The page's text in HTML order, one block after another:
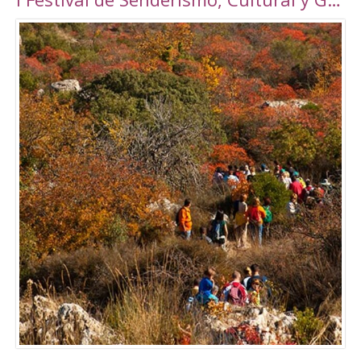
Torrepalma ***, con unas novedosas y amplias
instalaciones inauguradas en 2010, con una
superficie total de 6889 m2. Amplio abanico
de actividades tanto libres como dirigidas.
Tarifas Las tarifas para entradas individuales y
de forma puntual tienen un importe de
5,00€. También existe la posibilidad de
adquirir un Bono de 10 usos (válido durante 90
días) a un precio de 40,00€. Tanto el ticket
como el Bono son de uso personal e
intransferible. Con acceso durante todo el día
en los horarios abajo indicados. El precio de la
entrada a la piscina para un adulto es de 3,50€.
Para consultar el resto de precios y horarios
sigan este enlace:
http://alcalalarealesdeporte.com/tarifas/
Piscina Este centro cuenta, además de con el